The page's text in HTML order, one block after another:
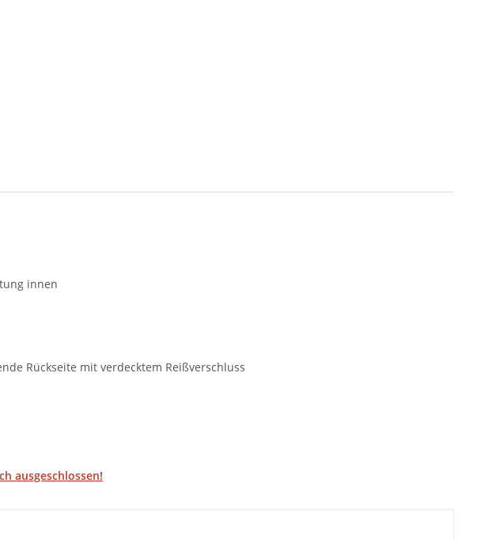
innen
Rückseite mit verdecktem Reißverschluss
ausgeschlossen!